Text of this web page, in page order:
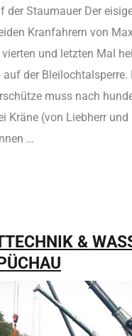
der Staumauer Der
Kranfahrern von
und letzten Mal
der Bleilochtalsperre.
muss nach
Kräne (von Liebherr und
…
&